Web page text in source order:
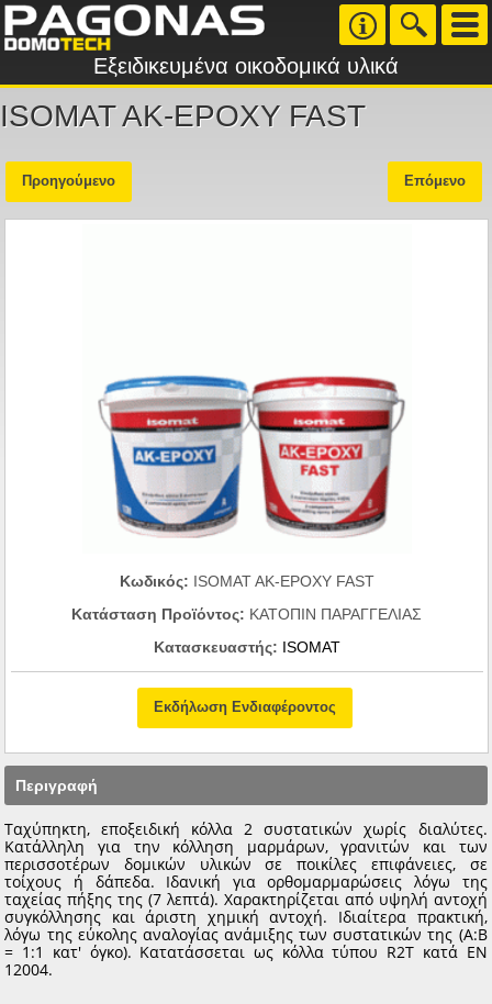
Εξειδικευμένα οικοδομικά υλικά
ISOMAT AK-EPOXY FAST
Προηγούμενο Επόμενο
Κωδικός: ISOMAT AK-EPOXY FAST
Κατάσταση Προϊόντος: ΚΑΤΟΠΙΝ ΠΑΡΑΓΓΕΛΙΑΣ
Κατασκευαστής: ISOMAT
Εκδήλωση Ενδιαφέροντος
Περιγραφή
Ταχύπηκτη, εποξειδική κόλλα 2 συστατικών χωρίς διαλύτες.
Κατάλληλη για την κόλληση μαρμάρων, γρανιτών και των
περισσοτέρων δομικών υλικών σε ποικίλες επιφάνειες, σε
τοίχους ή δάπεδα. Ιδανική για ορθομαρμαρώσεις λόγω της
ταχείας πήξης της (7 λεπτά). Χαρακτηρίζεται από υψηλή αντοχή
συγκόλλησης και άριστη χημική αντοχή. Ιδιαίτερα πρακτική,
λόγω της εύκολης αναλογίας ανάμιξης των συστατικών της (Α:Β
= 1:1 κατ' όγκο). Κατατάσσεται ως κόλλα τύπου R2T κατά ΕΝ
12004.